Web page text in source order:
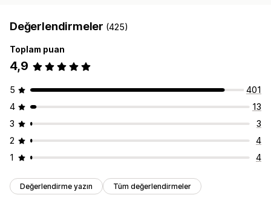
Değerlendirmeler (425)
Toplam puan
4,9
5
401
4
13
3
3
2
4
1
4
Değerlendirme yazın Tüm değerlendirmeler